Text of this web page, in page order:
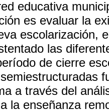
educativa
es evaluar la
escolarización,
las
de cierre
a través del
la enseñanza